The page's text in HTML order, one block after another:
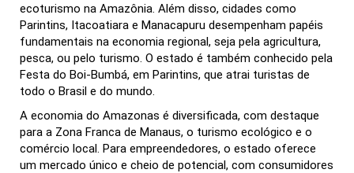
ecoturismo na Amazônia. Além disso, cidades como
Parintins, Itacoatiara e Manacapuru desempenham papéis
fundamentais na economia regional, seja pela agricultura,
pesca, ou pelo turismo. O estado é também conhecido pela
Festa do Boi-Bumbá, em Parintins, que atrai turistas de
todo o Brasil e do mundo.
A economia do Amazonas é diversificada, com destaque
para a Zona Franca de Manaus, o turismo ecológico e o
comércio local. Para empreendedores, o estado oferece
um mercado único e cheio de potencial, com consumidores